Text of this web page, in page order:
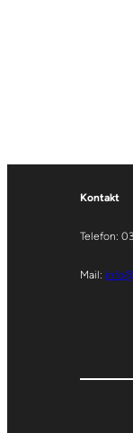
Kontakt
Telefon:
Mail: